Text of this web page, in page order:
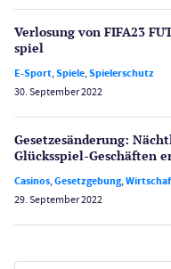
Verlosung von FIFA23
spiel
E-Sport,Spiele,Spielerschutz
30. September 2022
Gesetzes­änderung:
Glücksspiel-Geschäften
Casinos,Gesetzgebung,
29. September 2022